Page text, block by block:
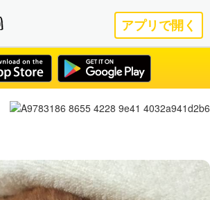
アプリで開く